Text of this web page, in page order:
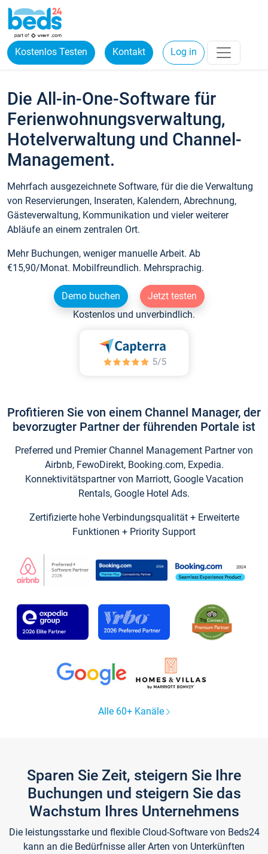
Kostenlos Testen Kontakt Log in
Die All-in-One-Software für
Ferienwohnungsverwaltung,
Hotelverwaltung und Channel-
Management.
Mehrfach ausgezeichnete Software, für die die Verwaltung
von Reservierungen, Inseraten, Kalendern, Abrechnung,
Gästeverwaltung, Kommunikation und vieler weiterer
Abläufe an einem zentralen Ort.
Mehr Buchungen, weniger manuelle Arbeit. Ab
€15,90/Monat. Mobilfreundlich. Mehrsprachig.
Demo buchen
Jetzt testen
Kostenlos und unverbindlich.
Profitieren Sie von einem Channel Manager, der
bevorzugter Partner der führenden Portale ist
Preferred und Premier Channel Management Partner von
Airbnb, FewoDirekt, Booking.com, Expedia.
Konnektivitätspartner von Marriott, Google Vacation
Rentals, Google Hotel Ads.
Zertifizierte hohe Verbindungsqualität + Erweiterte
Funktionen + Priority Support
Alle 60+ Kanäle
Sparen Sie Zeit, steigern Sie Ihre
Buchungen und steigern Sie das
Wachstum Ihres Unternehmens
Die leistungsstarke und flexible Cloud-Software von Beds24
kann an die Bedürfnisse aller Arten von Unterkünften